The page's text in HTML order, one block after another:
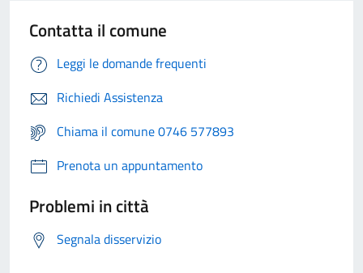
Contatta il comune
Leggi le domande frequenti
Richiedi Assistenza
Chiama il comune 0746 577893
Prenota un appuntamento
Problemi in città
Segnala disservizio